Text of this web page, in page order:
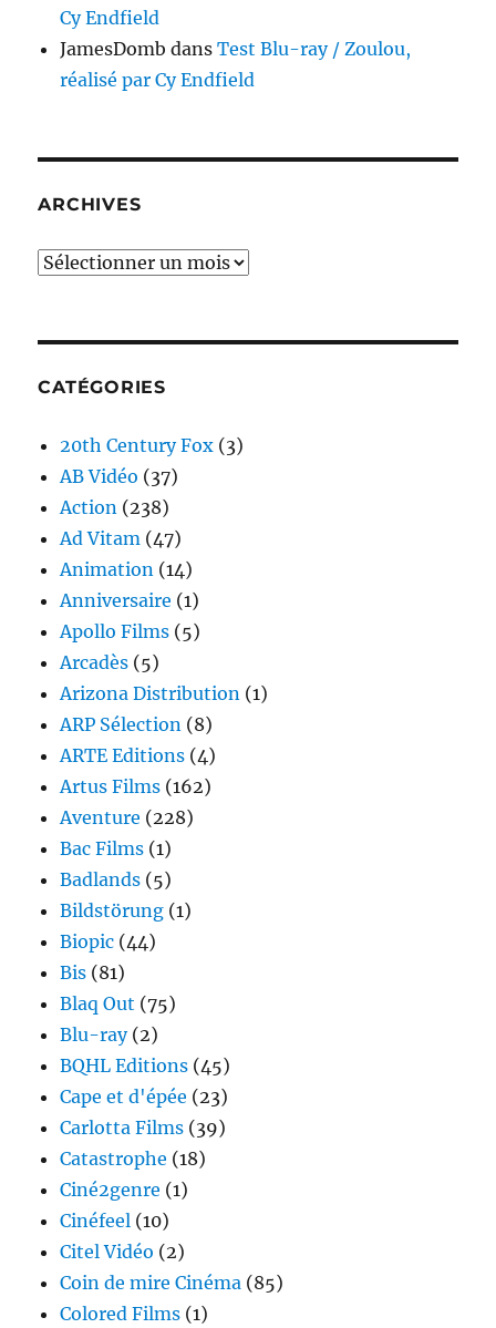
Cy Endfield
JamesDomb dansTest Blu-ray / Zoulou,
réalisé par Cy Endfield
ARCHIVES
Archives
CATÉGORIES
20th Century Fox (3)
AB Vidéo (37)
Action (238)
Ad Vitam (47)
Animation (14)
Anniversaire (1)
Apollo Films (5)
Arcadès (5)
Arizona Distribution (1)
ARP Sélection (8)
ARTE Editions (4)
Artus Films (162)
Aventure (228)
Bac Films (1)
Badlands (5)
Bildstörung (1)
Biopic (44)
Bis (81)
Blaq Out (75)
Blu-ray(2)
BQHL Editions (45)
Cape et d'épée (23)
Carlotta Films (39)
Catastrophe (18)
Ciné2genre (1)
Cinéfeel (10)
Citel Vidéo (2)
Coin de mire Cinéma (85)
Colored Films (1)